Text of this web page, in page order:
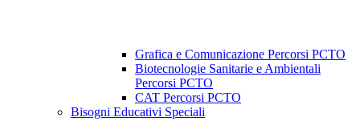
Grafica e Comunicazione Percorsi PCTO
Biotecnologie Sanitarie e Ambientali
Percorsi PCTO
CAT Percorsi PCTO
Bisogni Educativi Speciali